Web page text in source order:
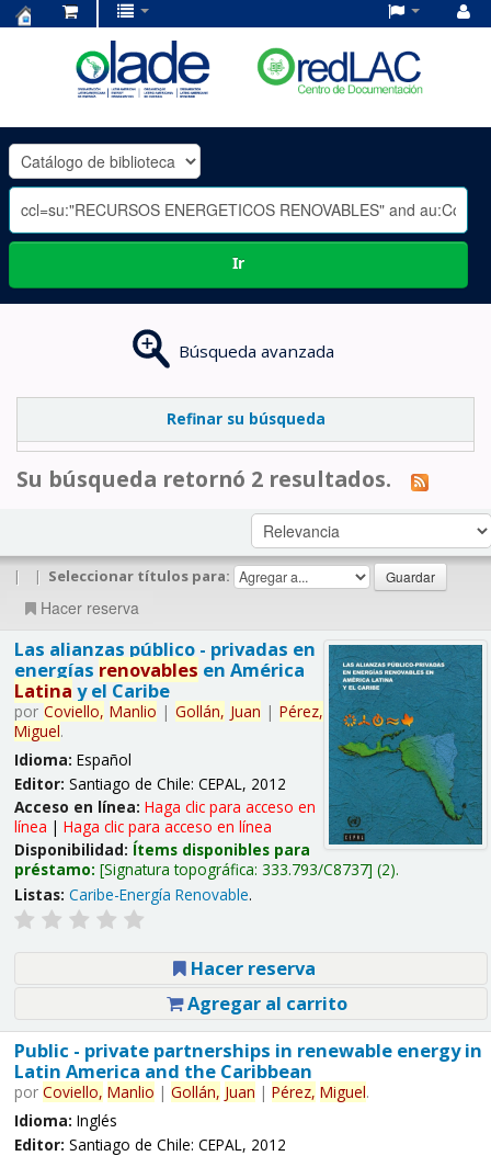
OLADE
-
Ir
Búsqueda avanzada
Refinar su búsqueda
Su búsqueda retornó 2 resultados.
| | Seleccionar títulos para:
Hacer reserva
Las alianzas público - privadas en
energías renovables en América
Latina y el Caribe
por Coviello, Manlio | Gollán, Juan | Pérez,
Miguel.
Idioma: Español
Editor: Santiago de Chile: CEPAL, 2012
Acceso en línea: Haga clic para acceso en
línea | Haga clic para acceso en línea
Disponibilidad: Ítems disponibles para
préstamo: Signatura topográfica: 333.793/C8737 (2).
Listas: Caribe-Energía Renovable.
Hacer reserva
Agregar al carrito
Public - private partnerships in renewable energy in
Latin America and the Caribbean
por Coviello, Manlio | Gollán, Juan | Pérez, Miguel.
Idioma: Inglés
Editor: Santiago de Chile: CEPAL, 2012